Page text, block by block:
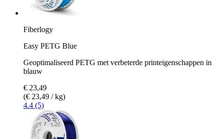
Fiberlogy
Easy PETG Blue
Geoptimaliseerd PETG met verbeterde printeigenschappen in
blauw
€ 23,49
(€ 23,49 / kg)
4.4 (5)